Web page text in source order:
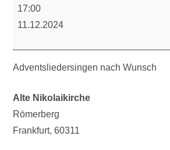
17:00
11.12.2024
Adventsliedersingen nach Wunsch
Alte Nikolaikirche
Römerberg
Frankfurt,60311